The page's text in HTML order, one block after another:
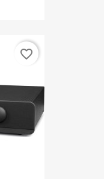
favorite_border